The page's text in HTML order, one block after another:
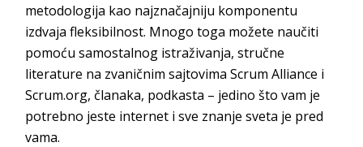
metodologija kao najznačajniju komponentu
izdvaja fleksibilnost. Mnogo toga možete naučiti
pomoću samostalnog istraživanja, stručne
literature na zvaničnim sajtovimaScrumAlliance i
Scrum.org, članaka, podkasta – jedino što vam je
potrebno jeste internet i sve znanje sveta je pred
vama.